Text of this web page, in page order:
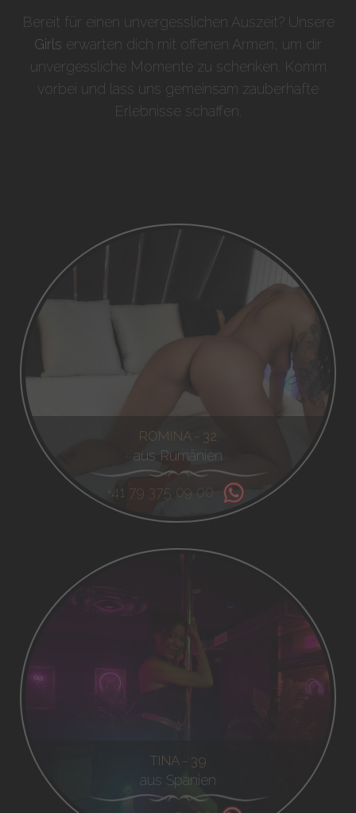
Bereit für einen unvergesslichen Auszeit? Unsere
Girls erwarten dich mit offenen Armen, um dir
unvergessliche Momente zu schenken. Komm
vorbei und lass uns gemeinsam zauberhafte
Erlebnisse schaffen.
ROMINA - 32
aus Rumänien
+41 79 375 09 00
TINA - 39
aus Spanien